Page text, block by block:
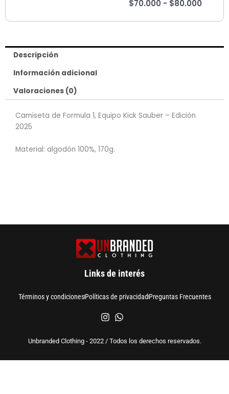
Descripción
Información adicional
Valoraciones (0)
Camiseta de Formula 1, Equipo Kick Sauber – Edición
2025
Material: algodón 100%, 170g.
Links de interés
Términos y condicionesPolíticas de privacidadPreguntas Frecuentes
Unbranded Clothing - 2022 / Todos los derechos reservados.